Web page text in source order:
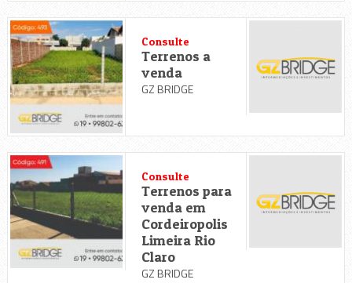
Consulte
Terrenos a
venda
GZ BRIDGE
Consulte
Terrenos para
venda em
Cordeiropolis
Limeira Rio
Claro
GZ BRIDGE